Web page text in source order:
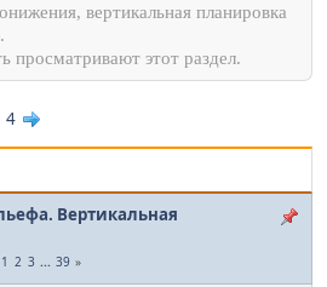
вертикальная планировка
.
просматривают этот раздел.
4
Вертикальная
1 2 3 ... 39